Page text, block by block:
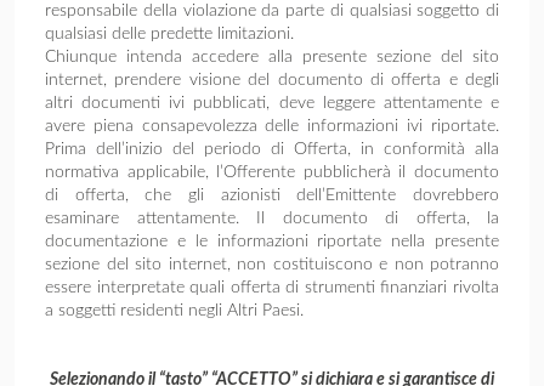
responsabile della violazione da parte di qualsiasi soggetto di
qualsiasi delle predette limitazioni.
Chiunque intenda accedere alla presente sezione del sito
internet, prendere visione del documento di offerta e degli
altri documenti ivi pubblicati, deve leggere attentamente e
avere piena consapevolezza delle informazioni ivi riportate.
Prima dell’inizio del periodo di Offerta, in conformità alla
normativa applicabile, l’Offerente pubblicherà il documento
di offerta, che gli azionisti dell’Emittente dovrebbero
esaminare attentamente. Il documento di offerta, la
documentazione e le informazioni riportate nella presente
sezione del sito internet, non costituiscono e non potranno
essere interpretate quali offerta di strumenti finanziari rivolta
a soggetti residenti negli Altri Paesi.
Selezionando il “tasto” “ACCETTO” si dichiara e si garantisce di